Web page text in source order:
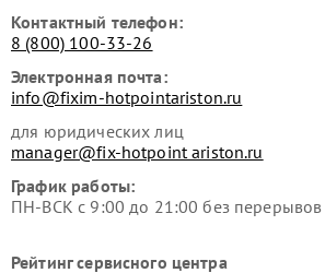
Контактный телефон:
8 (800) 100-33-26
Электронная почта:
info@fixim-hotpointariston.ru
для юридических лиц
manager@fix-hotpoint ariston.ru
График работы:
ПН-ВСК с 9:00 до 21:00 без
Рейтинг сервисного центра